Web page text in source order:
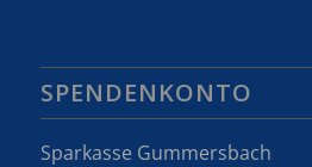
SPENDENKONTO
Sparkasse Gummersbach